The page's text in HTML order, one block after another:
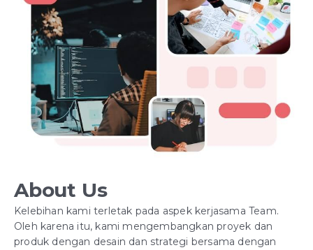
About Us
Kelebihan kami terletak pada aspek kerjasama Team.
Oleh karena itu, kami mengembangkan proyek dan
produk dengan desain dan strategi bersama dengan